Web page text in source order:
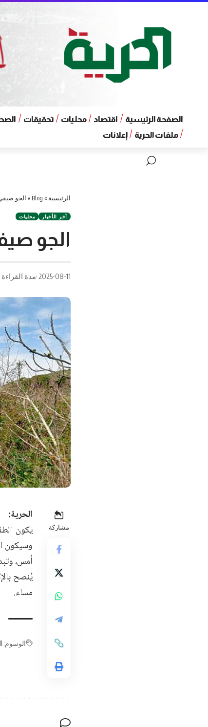
الصفحة الرئيسية اقتصاد محليات تحقيقات
ملفات الحرية
إعلانات
الرئيسية »
Blog
» الجو
آخر الأخبار محليات
الجو
2025-08-11 مدة القراءة 0 دقيقة/دقائق
مشاركة
الحرية:
أمس،
مساء.
الوسوم: